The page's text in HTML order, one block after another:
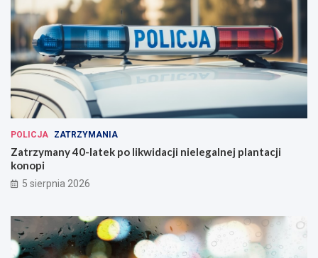
POLICJA ZATRZYMANIA
Zatrzymany 40-latek po likwidacji nielegalnej plantacji
konopi
5 sierpnia 2026